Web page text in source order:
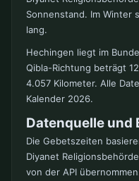
Sonnenstand. Im Winter
lang.
Hechingen liegt im
Qibla-Richtung beträgt
4.057 Kilometer. Alle
Kalender 2026.
Datenquelle und
Die Gebetszeiten
Diyanet
von der API